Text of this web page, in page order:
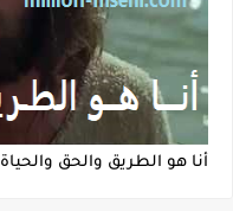
أنا هو الطريق والحق والحياة